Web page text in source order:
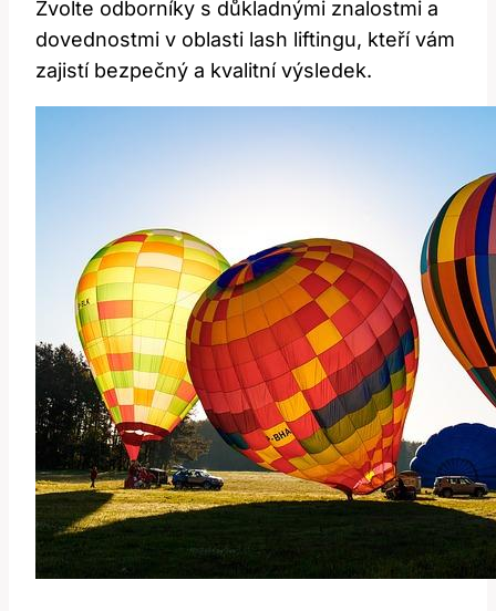
Zvolte ⁤odborníky s důkladnými⁣ znalostmi​ a
dovednostmi v oblasti lash ⁣liftingu, kteří vám
zajistí bezpečný a kvalitní výsledek.